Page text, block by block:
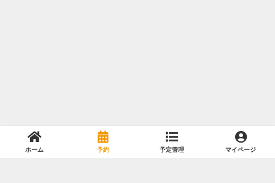
ホーム 予約 予定管理 マイページ